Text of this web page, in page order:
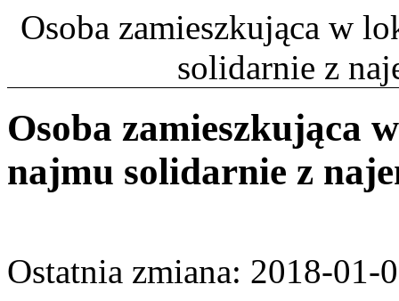
Osoba zamieszkująca w
solidarnie z
Osoba zamieszkująca
najmu solidarnie z
Ostatnia zmiana: 2018-01-